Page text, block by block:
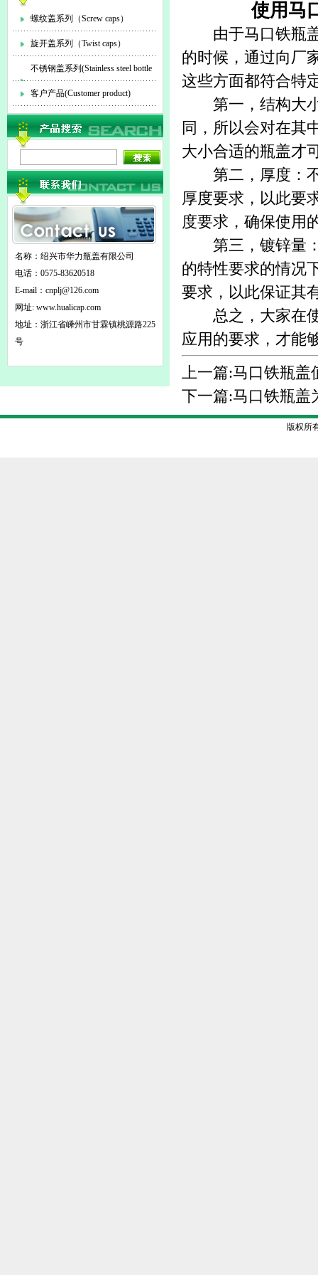
螺纹盖系列（Screw caps）
旋开盖系列（Twist caps）
不锈钢盖系列(Stainless steel bottle
cap)
客户产品(Customer product)
名称：绍兴市华力瓶盖有限公司
电话：0575-83620518
E-mail： cnplj@126.com
网址: www.hualicap.com
地址：浙江省嵊州市甘霖镇桃源路225
号
使用马
由于马口铁瓶
的时候，通过向厂
这些方面都符合特
第一，结构大小
同，所以会对在其
大小合适的瓶盖才
第二，厚度：不
厚度要求，以此要
度要求，确保使用
第三，镀锌量：
的特性要求的情况
要求，以此保证其
总之，大家在使
应用的要求，才能
上一篇:马口铁瓶盖
下一篇:马口铁瓶盖
版权所